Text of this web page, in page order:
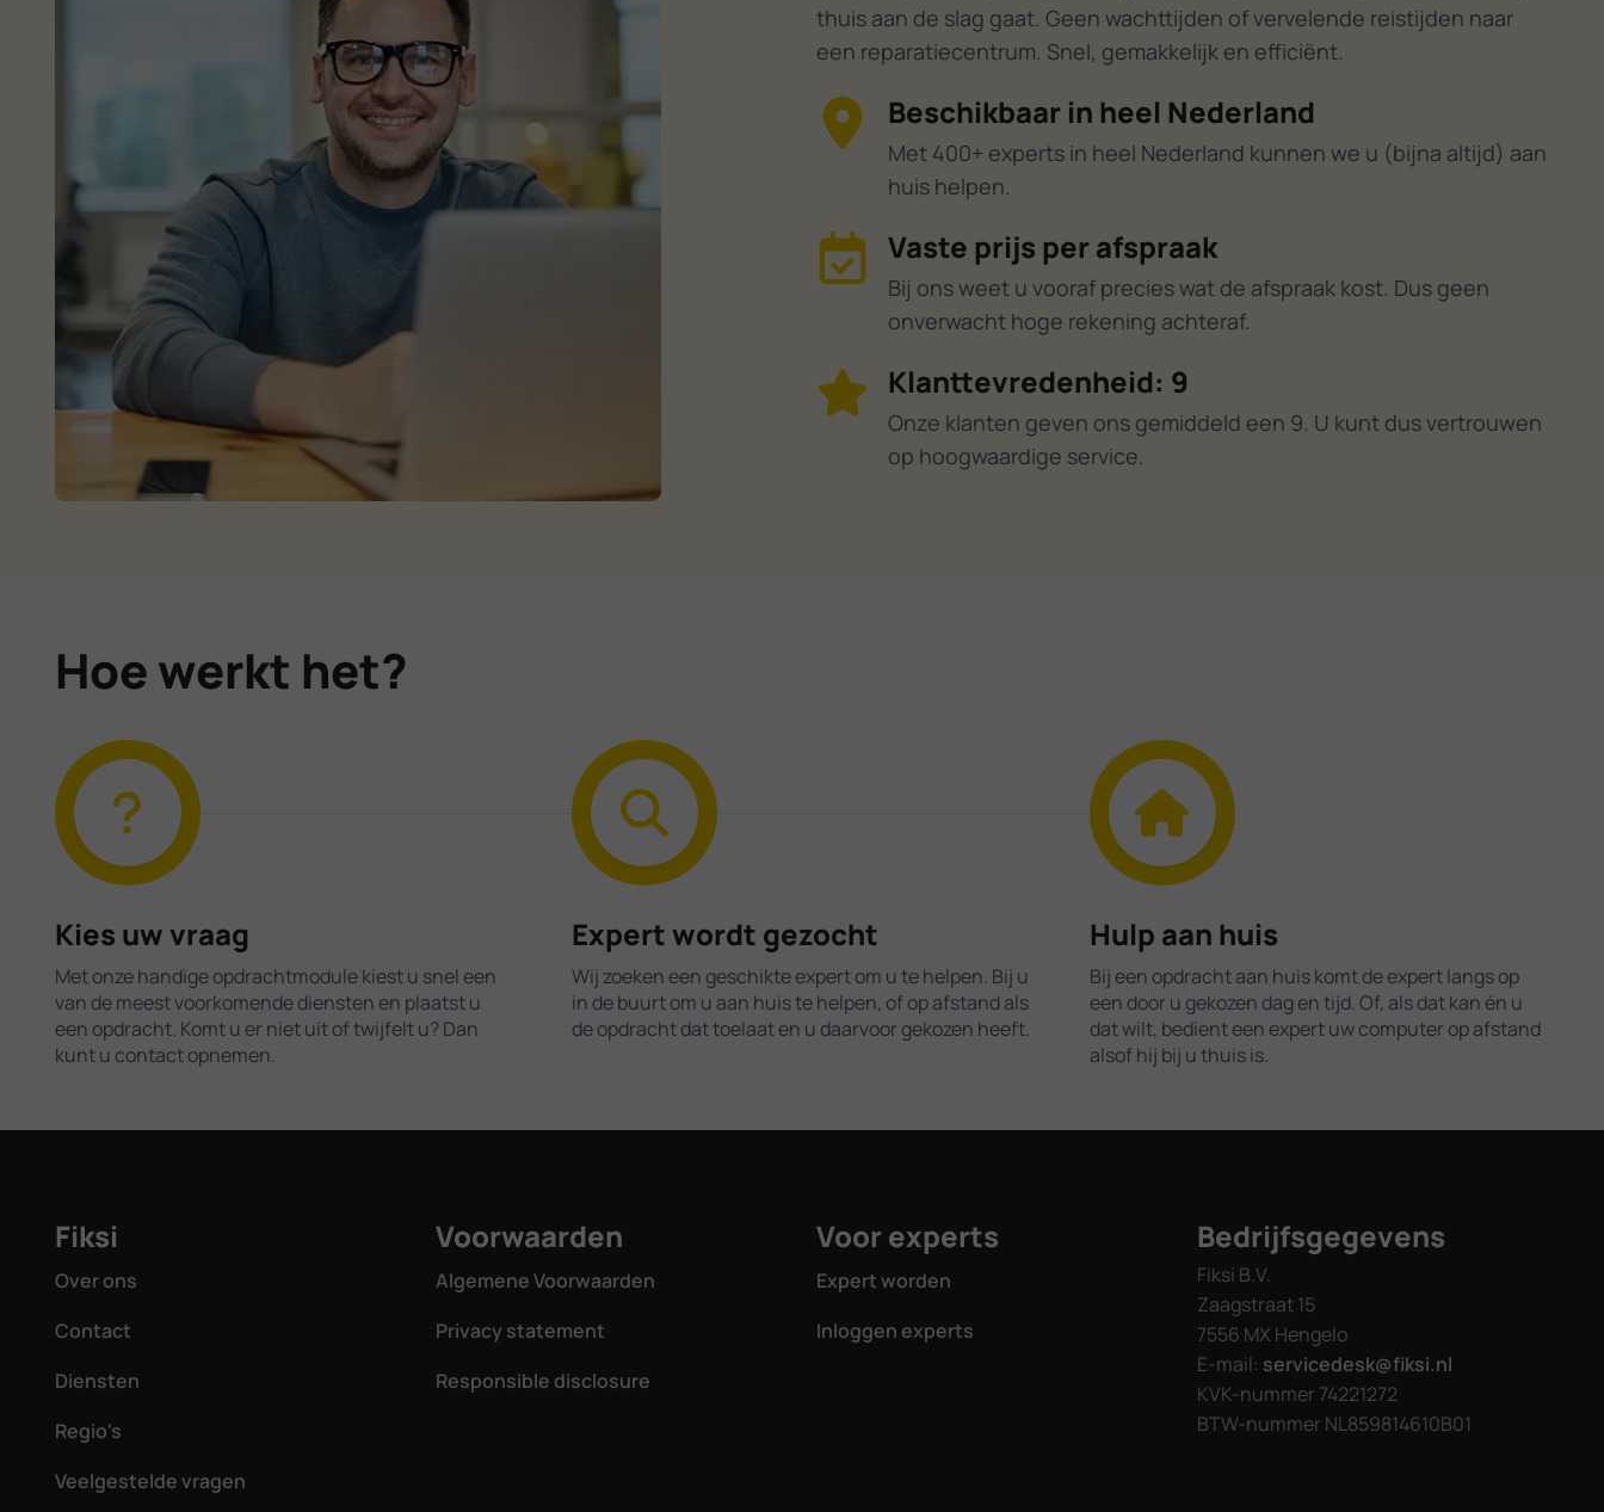
thuis aan de slag gaat. Geen wachttijden of vervelende reistijden naar
een reparatiecentrum. Snel, gemakkelijk en efficiënt.
Beschikbaar in heel Nederland
Met 400+ experts in heel Nederland kunnen we u (bijna altijd) aan
huis helpen.
Vaste prijs per afspraak
Bij ons weet u vooraf precies wat de afspraak kost. Dus geen
onverwacht hoge rekening achteraf.
Klanttevredenheid: 9
Onze klanten geven ons gemiddeld een 9. U kunt dus vertrouwen
op hoogwaardige service.
Hoe werkt het?
Kies uw vraag
Met onze handige opdrachtmodule kiest u snel een
van de meest voorkomende diensten en plaatst u
een opdracht. Komt u er niet uit of twijfelt u? Dan
kunt u contact opnemen.
Expert wordt gezocht
Wij zoeken een geschikte expert om u te helpen. Bij u
in de buurt om u aan huis te helpen, of op afstand als
de opdracht dat toelaat en u daarvoor gekozen heeft.
Hulp aan huis
Bij een opdracht aan huis komt de expert langs op
een door u gekozen dag en tijd. Of, als dat kan én u
dat wilt, bedient een expert uw computer op afstand
alsof hij bij u thuis is.
Fiksi
Over ons
Contact
Diensten
Regio's
Veelgestelde vragen
Voorwaarden
Algemene Voorwaarden
Privacy statement
Responsible disclosure
Voor experts
Expert worden
Inloggen experts
Bedrijfsgegevens
Fiksi B.V.
Zaagstraat 15
7556 MX Hengelo
E-mail: servicedesk@fiksi.nl
KVK-nummer 74221272
BTW-nummer NL859814610B01